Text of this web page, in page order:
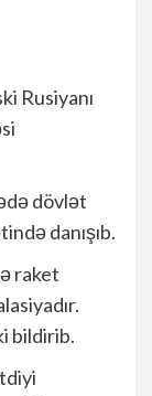
Rusiyanı
dövlət
danışıb.
raket
bildirib.